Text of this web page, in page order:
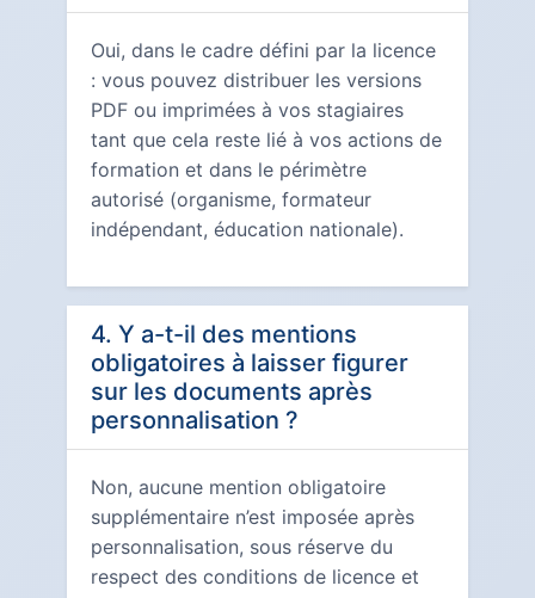
Oui, dans le cadre défini par la licence
: vous pouvez distribuer les versions
PDF ou imprimées à vos stagiaires
tant que cela reste lié à vos actions de
formation et dans le périmètre
autorisé (organisme, formateur
indépendant, éducation nationale).
4. Y a-t-il des mentions
obligatoires à laisser figurer
sur les documents après
personnalisation ?
Non, aucune mention obligatoire
supplémentaire n’est imposée après
personnalisation, sous réserve du
respect des conditions de licence et